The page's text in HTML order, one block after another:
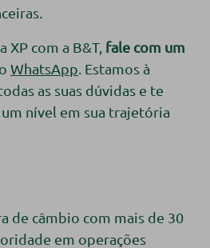
XP com a B&T, fale com um
WhatsApp . Estamos à
as suas dúvidas e te
nível em sua trajetória
de câmbio com mais de 30
em operações